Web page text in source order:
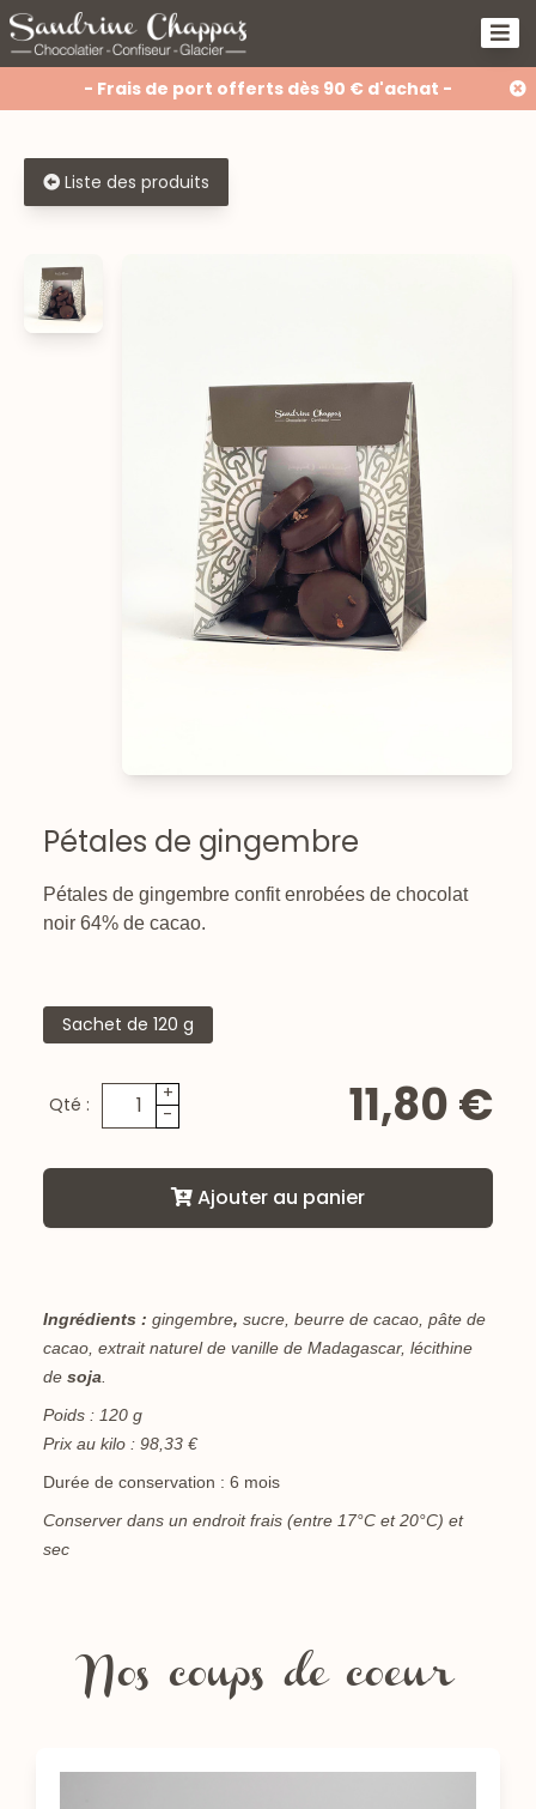
- Frais de port offerts dès 90 € d'achat -
Liste des produits
Pétales de gingembre
Pétales de gingembre confit enrobées de chocolat
noir 64% de cacao.
Sachet de 120 g
Qté :
+
-
11,80 €
Ajouter au panier
Ingrédients : gingembre, sucre, beurre de cacao, pâte de
cacao, extrait naturel de vanille de Madagascar, lécithine
de soja
Poids : 120 g
Prix au kilo : 98,33 €
Durée de conservation : 6 mois
Conserver dans un endroit frais (entre 17°C et 20°C) et
sec
Nos coups de coeur